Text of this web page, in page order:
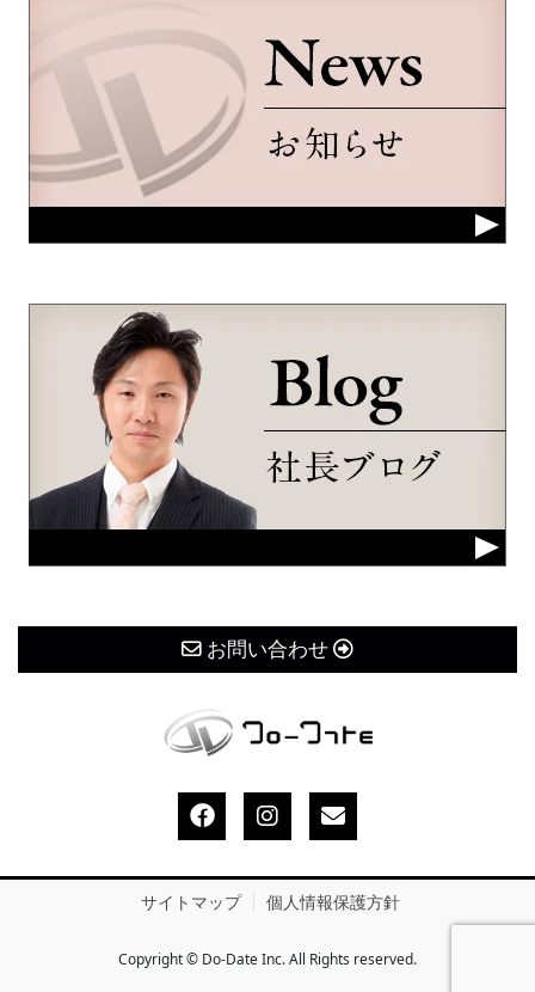
お問い合わせ
サイトマップ 個人情報保護方針
Copyright © Do-Date Inc. All Rights reserved.